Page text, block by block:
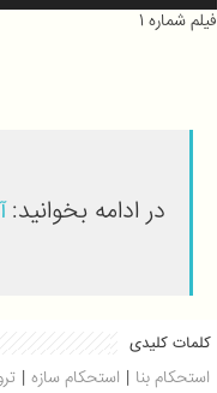
فیلم شماره 1
در ادامه بخوانید:
کلمات کلیدی
استحکام بنا | استحکام سازه |